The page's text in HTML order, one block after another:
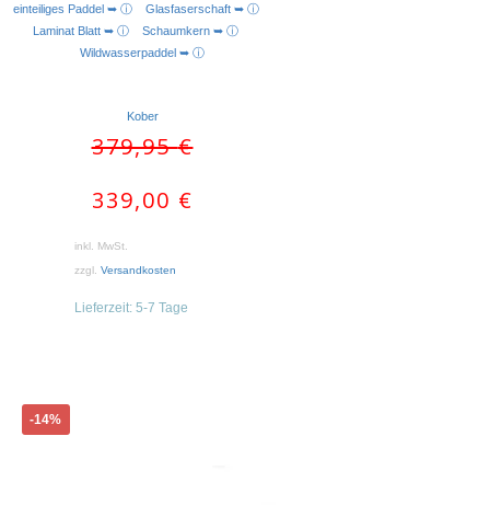
AUSFÜHRUNG WÄHLEN
einteiliges Paddel ➥ ⓘ Glasfaserschaft ➥ ⓘ
Laminat Blatt ➥ ⓘ Schaumkern ➥ ⓘ
Wildwasserpaddel ➥ ⓘ
Kober
379,95€
339,00 €
inkl. MwSt.
zzgl. Versandkosten
Lieferzeit: 5-7 Tage
-14%
Dieses
Produkt